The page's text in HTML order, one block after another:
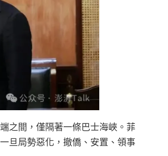
之間，僅隔著一條巴士海峽。菲
旦局勢惡化，撤僑、安置、領事